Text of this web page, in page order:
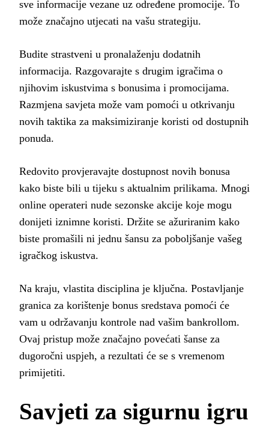
sve informacije vezane uz određene promocije. To
može značajno utjecati na vašu strategiju.
Budite strastveni u pronalaženju dodatnih
informacija. Razgovarajte s drugim igračima o
njihovim iskustvima s bonusima i promocijama.
Razmjena savjeta može vam pomoći u otkrivanju
novih taktika za maksimiziranje koristi od dostupnih
ponuda.
Redovito provjeravajte dostupnost novih bonusa
kako biste bili u tijeku s aktualnim prilikama. Mnogi
online operateri nude sezonske akcije koje mogu
donijeti iznimne koristi. Držite se ažuriranim kako
biste promašili ni jednu šansu za poboljšanje vašeg
igračkog iskustva.
Na kraju, vlastita disciplina je ključna. Postavljanje
granica za korištenje bonus sredstava pomoći će
vam u održavanju kontrole nad vašim bankrollom.
Ovaj pristup može značajno povećati šanse za
dugoročni uspjeh, a rezultati će se s vremenom
primijetiti.
Savjeti za sigurnu igru